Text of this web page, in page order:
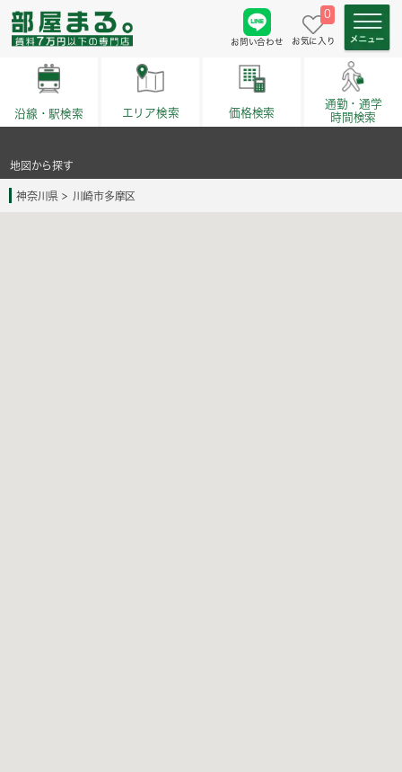
お問い合わせ
0
お気に入り
沿線・駅検索 エリア検索 価格検索
通勤・通学
時間検索
地図から探す
神奈川県 川崎市多摩区